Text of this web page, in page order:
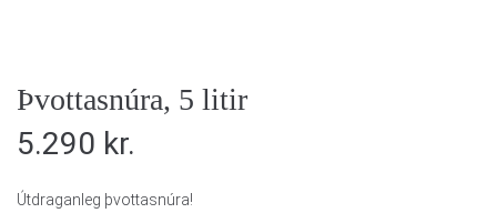
Þvottasnúra, 5 litir
5.290 kr.
Útdraganleg þvottasnúra!